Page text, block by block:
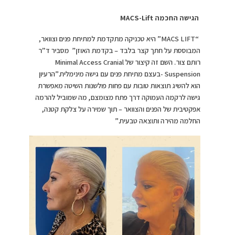
הגישה החכמה
“MACS LIFT” היא טכניקה מתקדמת למתיחת פנים וצוואר,
המבוססת על חתך קצר בלבד – בקדמת האוזן” מסביר ד”ר
רותם צור. השם זה קיצור של Minimal Access Cranial
Suspension -בעצם מתיחת פנים עם גישה מינימלית.”הרעיון
הוא להשיג תוצאות טובות עם פחות פולשנות השיטה מאפשרת
גישה לרקמה העמוקה דרך פתח מצומצם, מה שמוביל להרמה
אפקטיבית של הפנים והצוואר – תוך שמירה על צלקת קטנה,
החלמה מהירה ותוצאה טבעית.”